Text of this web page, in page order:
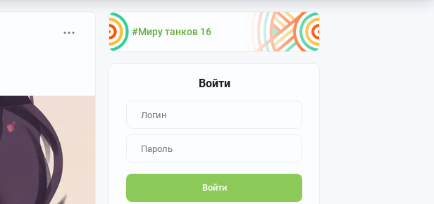
#Миру танков 16
Войти
Войти